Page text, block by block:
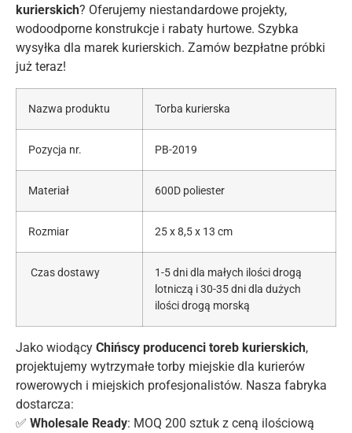
kurierskich? Oferujemy niestandardowe projekty,
wodoodporne konstrukcje i rabaty hurtowe. Szybka
wysyłka dla marek kurierskich. Zamów bezpłatne próbki
już teraz!
Nazwa produktu Torba kurierska
Pozycja nr. PB-2019
Materiał 600D poliester
Rozmiar 25 x 8,5 x 13 cm
Czas dostawy
1-5 dni dla małych ilości drogą
lotniczą i 30-35 dni dla dużych
ilości drogą morską
Jako wiodący Chińscy producenci toreb kurierskich,
projektujemy wytrzymałe torby miejskie dla kurierów
rowerowych i miejskich profesjonalistów. Nasza fabryka
dostarcza:
✅ Wholesale Ready: MOQ 200 sztuk z ceną ilościową